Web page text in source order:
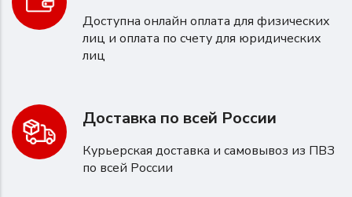
Доступна онлайн оплата для физических
лиц и оплата по счету для юридических
лиц
Доставка по всей России
Курьерская доставка и самовывоз из ПВЗ
по всей России